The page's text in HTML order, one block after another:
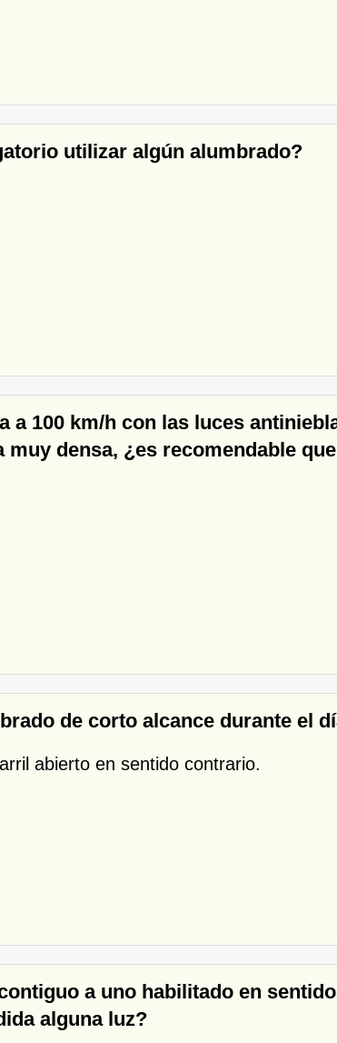
utilizar algún alumbrado?
a 100 km/h con las luces
densa, ¿es recomendable
de corto alcance durante el
abierto en sentido contrario.
a uno habilitado en sentido
alguna luz?